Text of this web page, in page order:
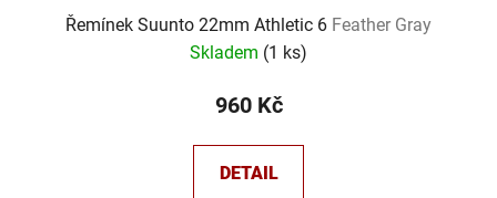
Řemínek Suunto 22mm Athletic 6 Feather Gray
Skladem (1 ks)
960 Kč
DETAIL